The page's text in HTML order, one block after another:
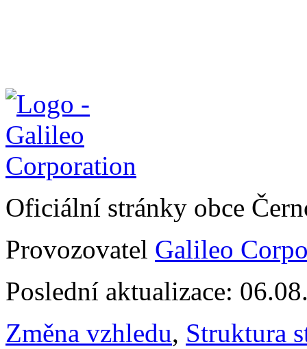
Oficiální stránky obce
Provozovatel Galileo
Poslední aktualizace:
Změna vzhledu, Struktura